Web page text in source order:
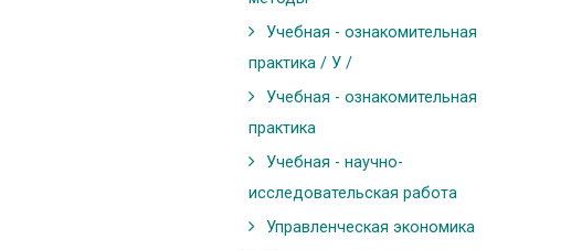
Учебная - ознакомительная
практика / У /
Учебная - ознакомительная
практика
Учебная - научно-
исследовательская работа
Управленческая экономика